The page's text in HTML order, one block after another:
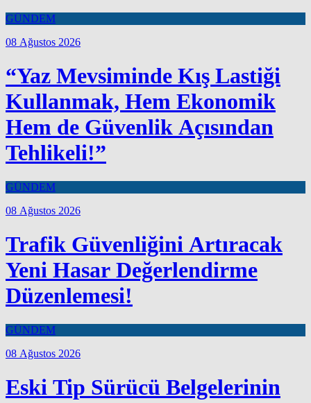
GÜNDEM
08 Ağustos 2026
“Yaz Mevsiminde Kış Lastiği
Kullanmak, Hem Ekonomik
Hem de Güvenlik Açısından
Tehlikeli!”
GÜNDEM
08 Ağustos 2026
Trafik Güvenliğini Artıracak
Yeni Hasar Değerlendirme
Düzenlemesi!
GÜNDEM
08 Ağustos 2026
Eski Tip Sürücü Belgelerinin